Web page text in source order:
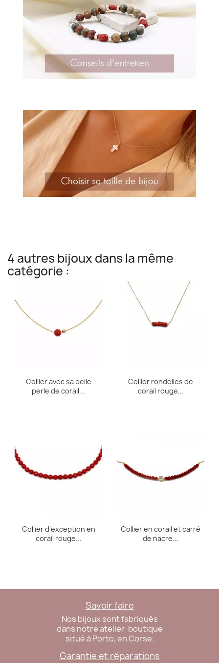
4 autres bijoux dans la même
catégorie :
Collier avec sa belle
perle de corail...
Collier rondelles de
corail rouge...
Collier d'exception en
corail rouge...
Collier en corail et carré
de nacre...
Savoir faire
Nos bijoux sont fabriqués
dans notre atelier-boutique
situé à Porto, en Corse.
Garantie et réparations